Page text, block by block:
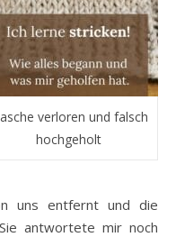
verloren und falsch
hochgeholt
uns entfernt und die
antwortete mir noch